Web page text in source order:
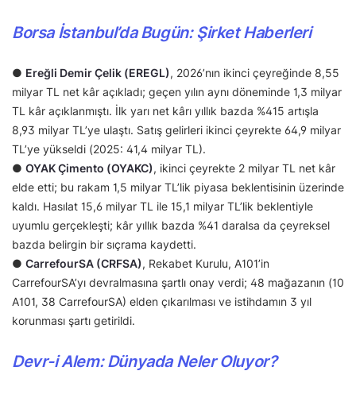
Borsa İstanbul’da Bugün: Şirket Haberleri
● Ereğli Demir Çelik (EREGL), 2026’nın ikinci çeyreğinde 8,55
milyar TL net kâr açıkladı; geçen yılın aynı döneminde 1,3 milyar
TL kâr açıklanmıştı. İlk yarı net kârı yıllık bazda %415 artışla
8,93 milyar TL’ye ulaştı. Satış gelirleri ikinci çeyrekte 64,9 milyar
TL’ye yükseldi (2025: 41,4 milyar TL).
● OYAK Çimento (OYAKC), ikinci çeyrekte 2 milyar TL net kâr
elde etti; bu rakam 1,5 milyar TL’lik piyasa beklentisinin üzerinde
kaldı. Hasılat 15,6 milyar TL ile 15,1 milyar TL’lik beklentiyle
uyumlu gerçekleşti; kâr yıllık bazda %41 daralsa da çeyreksel
bazda belirgin bir sıçrama kaydetti.
● CarrefourSA (CRFSA), Rekabet Kurulu, A101’in
CarrefourSA’yı devralmasına şartlı onay verdi; 48 mağazanın (10
A101, 38 CarrefourSA) elden çıkarılması ve istihdamın 3 yıl
korunması şartı getirildi.
Devr-i Alem: Dünyada Neler Oluyor?